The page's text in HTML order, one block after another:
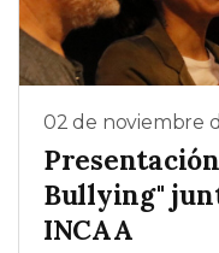
02 de noviembre
Bullying"
INCAA